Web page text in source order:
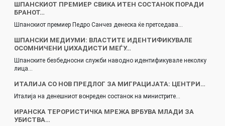
ШПАНСКИОТ ПРЕМИЕР СВИКА ИТЕН СОСТАНОК ПОРАДИ
БРАНОТ…
Шпанскиот премиер Педро Санчез денеска ќе претседава…
ШПАНСКИ МЕДИУМИ: ВЛАСТИТЕ ИДЕНТИФИКУВАЛЕ
ОСОМНИЧЕНИ ЏИХАДИСТИ МЕЃУ…
Шпанските безбедносни служби наводно идентификувале неколку
лица…
ИТАЛИЈА СО НОВ ПРЕДЛОГ ЗА МИГРАЦИЈАТА: ЦЕНТРИ…
Италија на денешниот вонреден состанок на министрите…
ИРАНСКА ТЕРОРИСТИЧКА МРЕЖА ВРБУВА МЛАДИ ЗА
УБИСТВА…